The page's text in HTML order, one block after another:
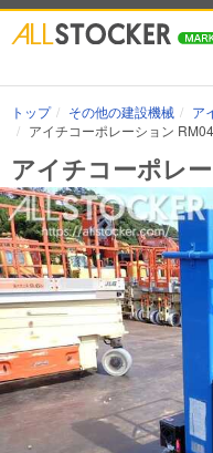
トップ その他の建設機械
ア
アイチコーポレーション
アイチコーポレ